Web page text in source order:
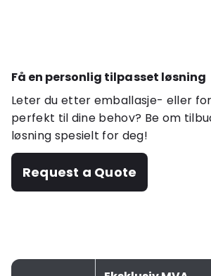
Få en personlig tilpasset løsning
Leter du etter emballasje- eller
perfekt til dine behov? Be om
løsning spesielt for deg!
Request a Quote